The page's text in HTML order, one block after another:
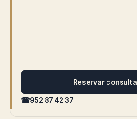
Reservar consulta
☎952 87 42 37